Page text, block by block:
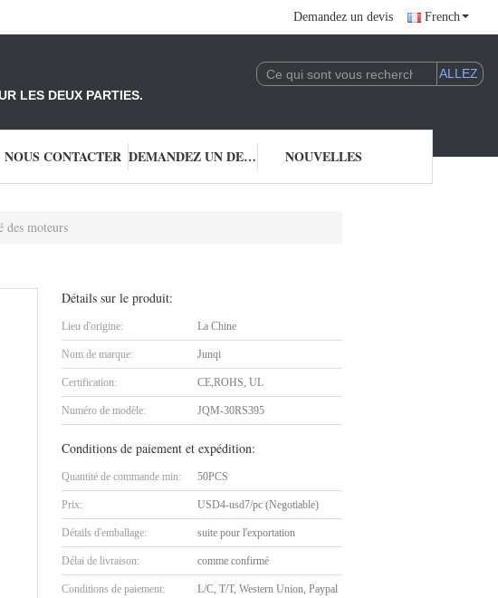
Demandez un devis French
LES DEUX PARTIES.
NOUS CONTACTER DEMANDEZ UN DEVIS NOUVELLES
des moteurs
Détails sur le produit:
Lieu d'origine: La Chine
Nom de marque: Junqi
Certification: CE,ROHS, UL
Numéro de modèle: JQM-30RS395
Conditions de paiement et expédition:
Quantité de commande min: 50PCS
Prix: USD4-usd7/pc (Negotiable)
Détails d'emballage: suite pour l'exportation
Délai de livraison: comme confirmé
Conditions de paiement: L/C, T/T, Western Union, Paypal